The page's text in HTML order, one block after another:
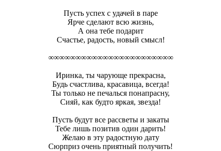
Пусть успех с удачей в паре
Ярче сделают всю жизнь,
А она тебе подарит
Счастье, радость, новый смысл!
∞∞∞∞∞∞∞∞∞∞∞∞∞∞∞∞∞∞∞∞∞∞∞
Иринка, ты чарующе прекрасна,
Будь счастлива, красавица, всегда!
Ты только не печалься понапрасну,
Сияй, как будто яркая, звезда!
Пусть будут все рассветы и закаты
Тебе лишь позитив один дарить!
Желаю в эту радостную дату
Сюрприз очень приятный получить!